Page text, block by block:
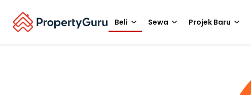
Beli Sewa Projek Baru